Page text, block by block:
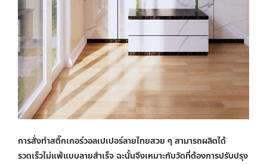
การสั่งทำสติ๊กเกอร์วอลเปเปอร์ลายไทยสวย ๆสามารถผลิตได้
รวดเร็วไม่แพ้แบบลายสำเร็จ ฉะนั้นจึงเหมาะกับวัดที่ต้องการปรับปรุง